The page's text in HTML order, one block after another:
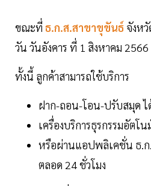
ขณะที่ ธ.ก.ส.สาขาขุขันธ์ จังห
วัน วันอังคาร ที่ 1 สิงหาคม 2566
ทั้งนี้ ลูกค้าสามารถใช้บริการ
ฝาก-ถอน-โอน-ปรับสมุด
เครื่องบริการธุรกรรมอัตโ
หรือผ่านแอปพลิเคชั่น ธ.ก
ตลอด 24 ชั่วโมง